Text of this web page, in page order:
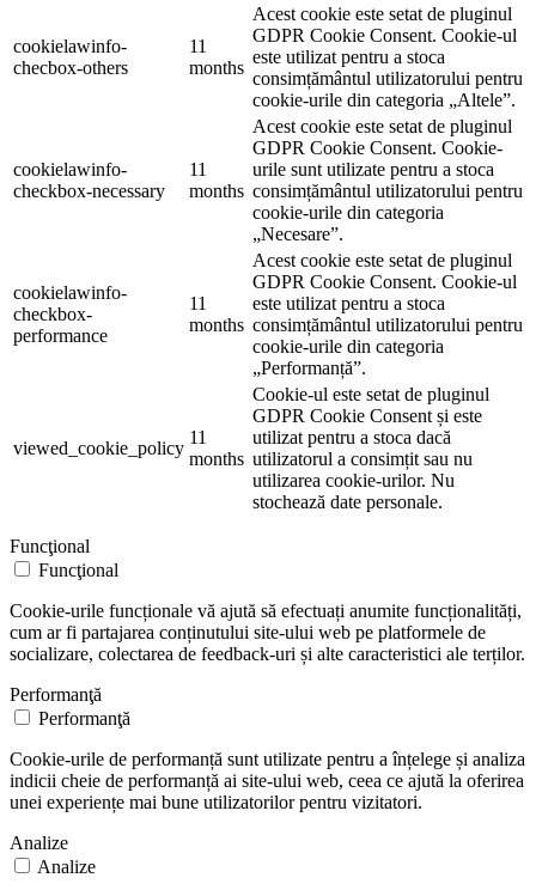
cookielawinfo-
checbox-others
11
months
Acest cookie este setat de pluginul
GDPR Cookie Consent. Cookie-ul
este utilizat pentru a stoca
consimțământul utilizatorului pentru
cookie-urile din categoria „Altele”.
cookielawinfo-
checkbox-necessary
11
months
Acest cookie este setat de pluginul
GDPR Cookie Consent. Cookie-
urile sunt utilizate pentru a stoca
consimțământul utilizatorului pentru
cookie-urile din categoria
„Necesare”.
cookielawinfo-
checkbox-
performance
11
months
Acest cookie este setat de pluginul
GDPR Cookie Consent. Cookie-ul
este utilizat pentru a stoca
consimțământul utilizatorului pentru
cookie-urile din categoria
„Performanță”.
viewed_cookie_policy
11
months
Cookie-ul este setat de pluginul
GDPR Cookie Consent și este
utilizat pentru a stoca dacă
utilizatorul a consimțit sau nu
utilizarea cookie-urilor. Nu
stochează date personale.
Funcţional
Funcţional
Cookie-urile funcționale vă ajută să efectuați anumite funcționalități,
cum ar fi partajarea conținutului site-ului web pe platformele de
socializare, colectarea de feedback-uri și alte caracteristici ale terților.
Performanţă
Performanţă
Cookie-urile de performanță sunt utilizate pentru a înțelege și analiza
indicii cheie de performanță ai site-ului web, ceea ce ajută la oferirea
unei experiențe mai bune utilizatorilor pentru vizitatori.
Analize
Analize